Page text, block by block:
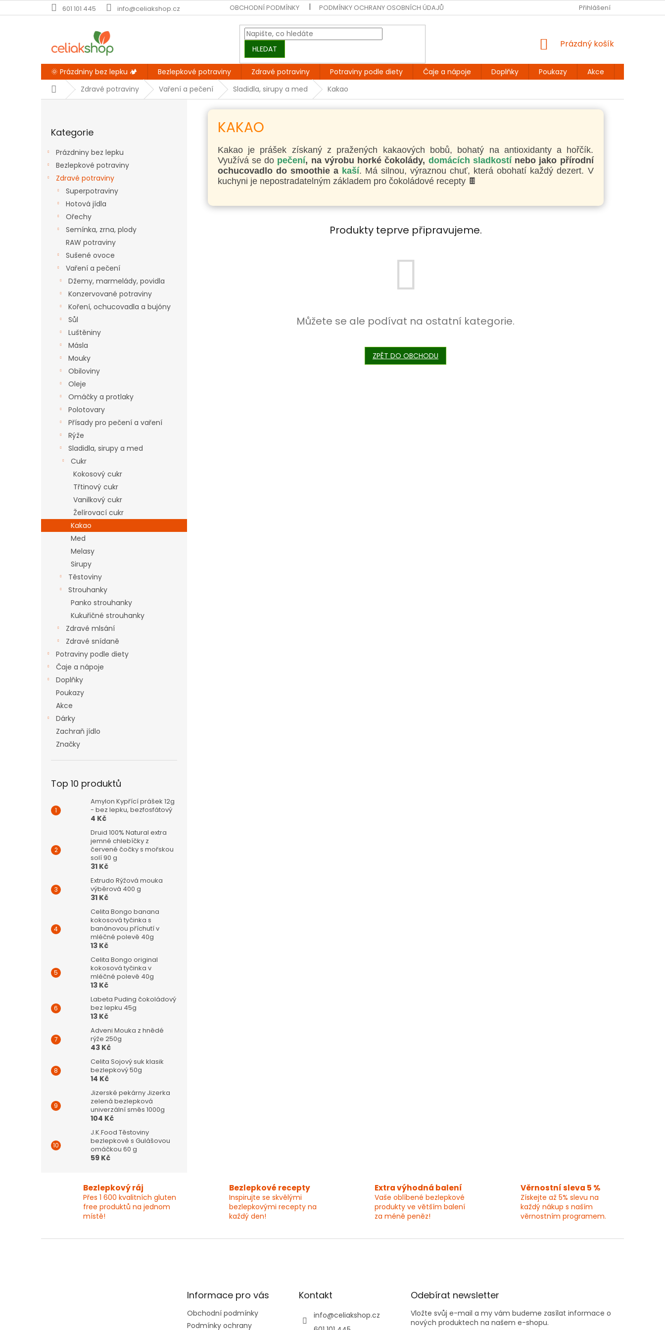
na
601 101 445 info@celiakshop.cz OBCHODNÍ PODMÍNKY PODMÍNKY OCHRANY OSOBNÍCH ÚDAJŮ KONTAKT DOPRAVA A PLATBA
Přihlášení
HLEDAT
NÁKUPNÍ
Prázdný košík
🌞 Prázdniny bez lepku 🏕️ Bezlepkové potraviny Zdravé potraviny Potraviny podle diety Čaje a nápoje Doplňky Poukazy Akce
DomůZdravé potraviny Vaření a pečení Sladidla, sirupy a med Kakao
kategorie
Kategorie
Prázdniny bez lepku
Bezlepkové potraviny
Zdravé potraviny
Superpotraviny
Hotová jídla
Ořechy
Semínka, zrna, plody
RAW potraviny
Sušené ovoce
Vaření a pečení
Džemy, marmelády, povidla
Konzervované potraviny
Koření, ochucovadla a bujóny
Sůl
Luštěniny
Másla
Mouky
Obiloviny
Oleje
Omáčky a protlaky
Polotovary
Přísady pro pečení a vaření
Rýže
Sladidla, sirupy a med
Cukr
Kokosový cukr
Třtinový cukr
Vanilkový cukr
Želírovací cukr
Kakao
Med
Melasy
Sirupy
Těstoviny
Strouhanky
Panko strouhanky
Kukuřičné strouhanky
Zdravé mlsání
Zdravé snídaně
Potraviny podle diety
Čaje a nápoje
Doplňky
Poukazy
Akce
Dárky
Zachraň jídlo
Značky
Top 10 produktů
Amylon Kypřící prášek 12g
- bez lepku, bezfosfátový
4 Kč
Druid 100% Natural extra
jemné chlebíčky z
červené čočky s mořskou
solí 90 g
31 Kč
Extrudo Rýžová mouka
výběrová 400 g
31 Kč
Celita Bongo banana
kokosová tyčinka s
banánovou příchutí v
mléčné polevě 40g
13 Kč
Celita Bongo original
kokosová tyčinka v
mléčné polevě 40g
13 Kč
Labeta Puding čokoládový
bez lepku 45g
13 Kč
Adveni Mouka z hnědé
rýže 250g
43 Kč
Celita Sojový suk klasik
bezlepkový 50g
14 Kč
Jizerské pekárny Jizerka
zelená bezlepková
univerzální směs 1000g
104 Kč
J.K.Food Těstoviny
bezlepkové s Gulášovou
omáčkou 60 g
59 Kč
KAKAO
Kakao je prášek získaný z pražených kakaových bobů, bohatý na antioxidanty a hořčík.
Využívá se do pečení, na výrobu horké čokolády, domácích sladkostínebo jako přírodní
ochucovadlo do smoothie a kaší. Má silnou, výraznou chuť, která obohatí každý dezert. V
kuchyni je nepostradatelným základem pro čokoládové recepty 🍫
Produkty teprve připravujeme.
Můžete se ale podívat na ostatní kategorie.
ZPĚT DO OBCHODU
Bezlepkový ráj
Přes 1 600 kvalitních gluten
free produktů na jednom
místě!
Bezlepkové recepty
Inspirujte se skvělými
bezlepkovými recepty na
každý den!
Extra výhodná balení
Vaše oblíbené bezlepkové
produkty ve větším balení
za méně peněz!
Věrnostní sleva 5 %
Získejte až 5% slevu na
každý nákup s naším
věrnostním programem.
Informace pro vás
Obchodní podmínky
Podmínky ochrany
Kontakt
info@celiakshop.cz
Odebírat newsletter
Vložte svůj e-mail a my vám budeme zasílat informace o
nových produktech na našem e-shopu.